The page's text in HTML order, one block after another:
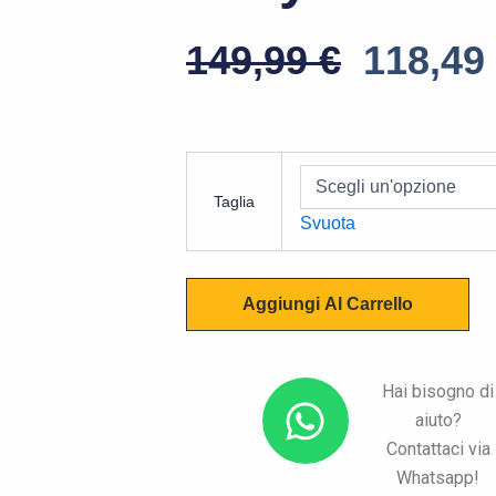
149,99€ Il
Era:
118,49
Taglia
Svuota
Grey
Aggiungi Al Carrello
W
h
Hai bisogno di
aiuto?
Contattaci via
Whatsapp!